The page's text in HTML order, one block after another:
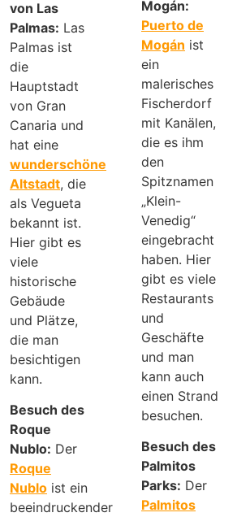
von Las
Palmas: Las
Palmas ist
die
Hauptstadt
von Gran
Canaria und
hat eine
wunderschöne
Altstadt, die
als Vegueta
bekannt ist.
Hier gibt es
viele
historische
Gebäude
und Plätze,
die man
besichtigen
kann.
Besuch des
Roque
Nublo: Der
Roque
Nublo ist ein
beeindruckender
Mogán:
Puerto de
Mogán ist
ein
malerisches
Fischerdorf
mit Kanälen,
die es ihm
den
Spitznamen
„Klein-
Venedig“
eingebracht
haben. Hier
gibt es viele
Restaurants
und
Geschäfte
und man
kann auch
einen Strand
besuchen.
Besuch des
Palmitos
Parks: Der
Palmitos